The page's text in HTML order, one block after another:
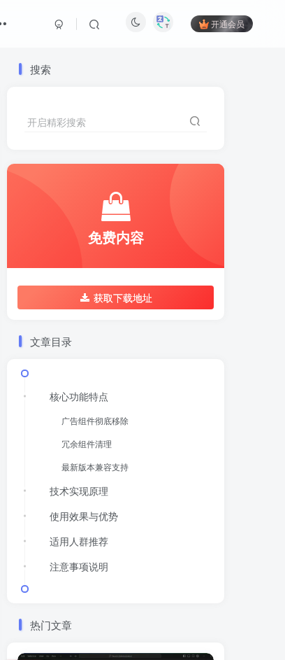
开通会员
搜索
开启精彩搜索
免费内容
获取下载地址
文章目录
核心功能特点
广告组件彻底移除
冗余组件清理
最新版本兼容支持
技术实现原理
使用效果与优势
适用人群推荐
注意事项说明
热门文章